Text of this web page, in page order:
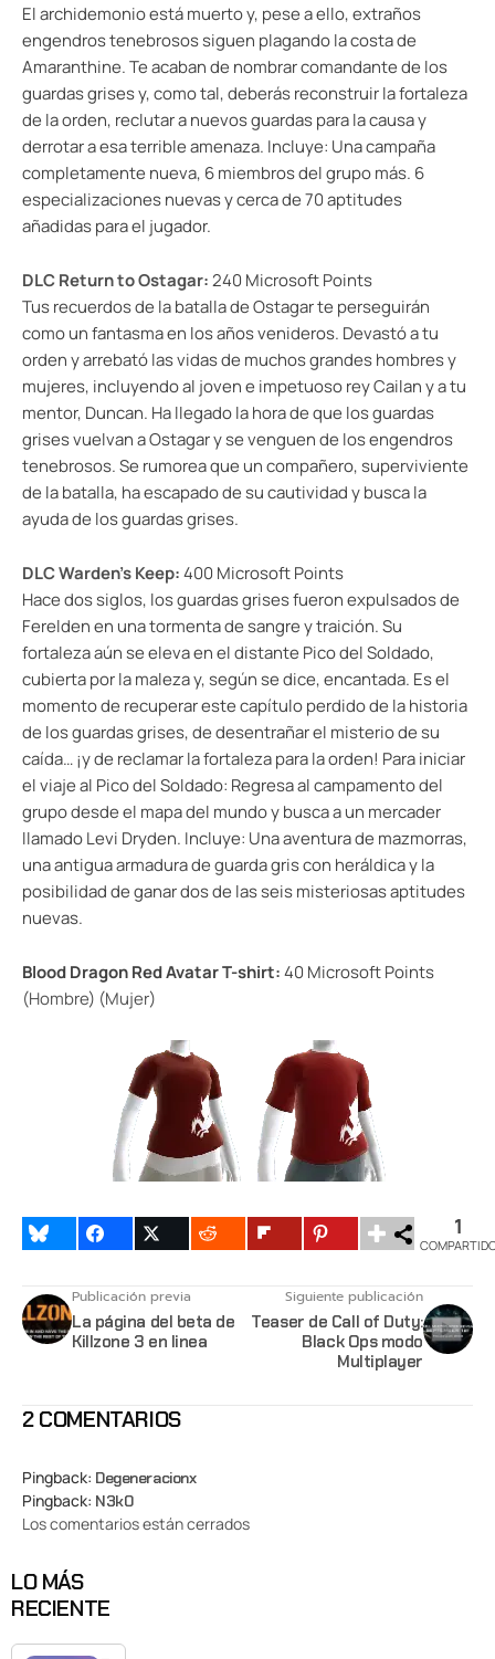
El archidemonio está muerto y, pese a ello, extraños
engendros tenebrosos siguen plagando la costa de
Amaranthine. Te acaban de nombrar comandante de los
guardas grises y, como tal, deberás reconstruir la fortaleza
de la orden, reclutar a nuevos guardas para la causa y
derrotar a esa terrible amenaza. Incluye: Una campaña
completamente nueva, 6 miembros del grupo más. 6
especializaciones nuevas y cerca de 70 aptitudes
añadidas para el jugador.
DLC Return to Ostagar:240 Microsoft Points
Tus recuerdos de la batalla de Ostagar te perseguirán
como un fantasma en los años venideros. Devastó a tu
orden y arrebató las vidas de muchos grandes hombres y
mujeres, incluyendo al joven e impetuoso rey Cailan y a tu
mentor, Duncan. Ha llegado la hora de que los guardas
grises vuelvan a Ostagar y se venguen de los engendros
tenebrosos. Se rumorea que un compañero, superviviente
de la batalla, ha escapado de su cautividad y busca la
ayuda de los guardas grises.
DLC Warden’s Keep:400 Microsoft Points
Hace dos siglos, los guardas grises fueron expulsados de
Ferelden en una tormenta de sangre y traición. Su
fortaleza aún se eleva en el distante Pico del Soldado,
cubierta por la maleza y, según se dice, encantada. Es el
momento de recuperar este capítulo perdido de la historia
de los guardas grises, de desentrañar el misterio de su
caída… ¡y de reclamar la fortaleza para la orden! Para iniciar
el viaje al Pico del Soldado: Regresa al campamento del
grupo desde el mapa del mundo y busca a un mercader
llamado Levi Dryden. Incluye: Una aventura de mazmorras,
una antigua armadura de guarda gris con heráldica y la
posibilidad de ganar dos de las seis misteriosas aptitudes
nuevas.
Blood Dragon Red Avatar T-shirt:40 Microsoft Points
(Hombre) (Mujer)
1
Publicación previa
La página del beta de
Killzone 3 en linea
Siguiente publicación
Teaser de Call of Duty:
Black Ops modo
Multiplayer
2 COMENTARIOS
Pingback: Degeneracionx
Pingback: N3k0
Los comentarios están cerrados
LO MÁS
RECIENTE